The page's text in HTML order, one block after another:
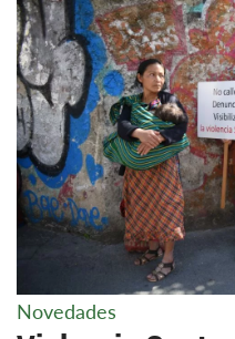
Novedades